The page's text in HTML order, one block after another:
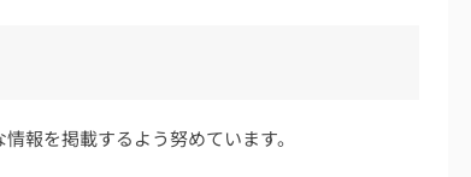
報を掲載するよう努めています。